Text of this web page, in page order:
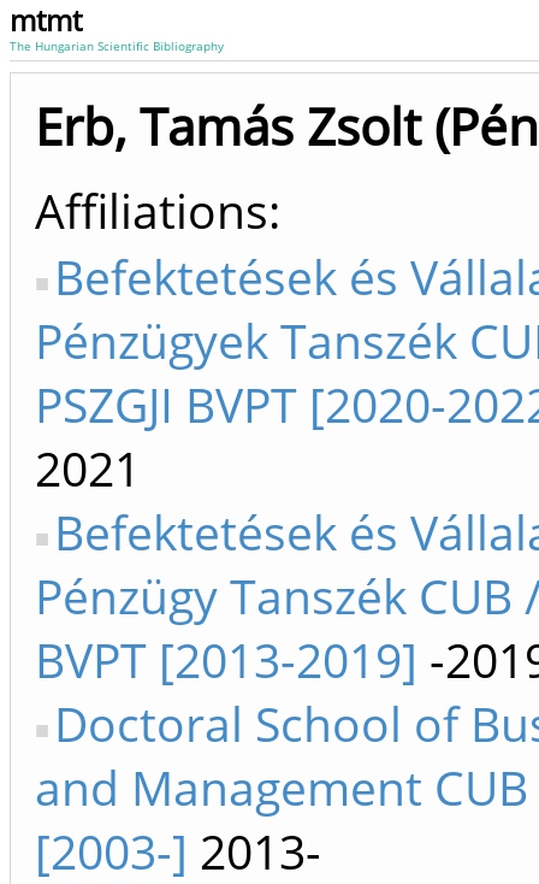
mtmt
The Hungarian Scientific Bibliography
Erb, Tamás Zsolt
Affiliations
Befektetések és
Pénzügyek Tanszék
PSZGJI BVPT [2020-
2021
Befektetések és
Pénzügy Tanszék CUB
BVPT [2013-2019] -
Doctoral School of
and Management CUB
[2003-] 2013-